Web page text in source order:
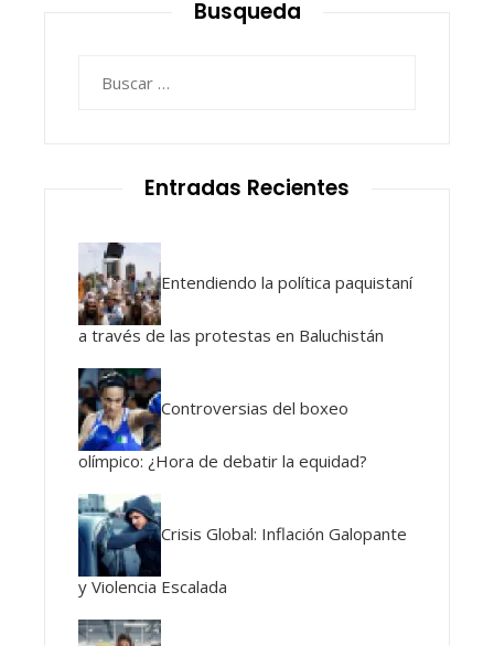
Busqueda
Entradas Recientes
Entendiendo la política paquistaní
a través de las protestas en Baluchistán
Controversias del boxeo
olímpico: ¿Hora de debatir la equidad?
Crisis Global: Inflación Galopante
y Violencia Escalada